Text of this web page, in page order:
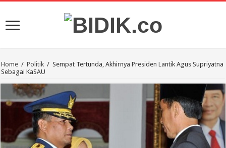
Home / Politik / Sempat Tertunda, Akhirnya Presiden Lantik Agus Supriyatna
Sebagai KaSAU